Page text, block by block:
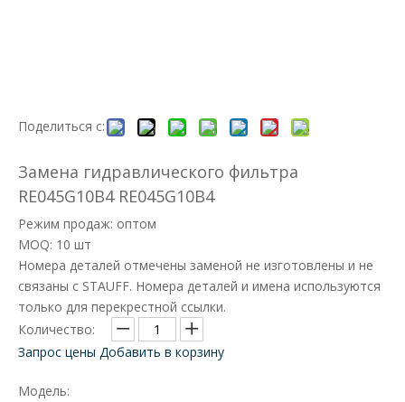
Поделиться с:
Замена гидравлического фильтра
RE045G10B4 RE045G10B4
Режим продаж: оптом
MOQ: 10 шт
Номера деталей отмечены заменой не изготовлены и не
связаны с STAUFF. Номера деталей и имена используются
только для перекрестной ссылки.
Количество:
Запрос цены Добавить в корзину
Модель: